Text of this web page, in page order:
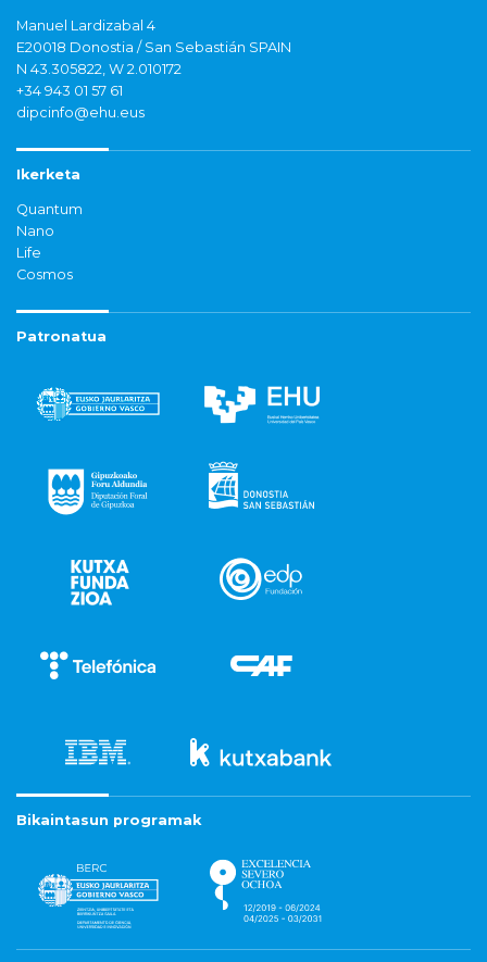
Manuel Lardizabal 4
E20018 Donostia / San Sebastián SPAIN
N 43.305822, W 2.010172
+34 943 01 57 61
dipcinfo@ehu.eus
Ikerketa
Quantum
Nano
Life
Cosmos
Patronatua
Bikaintasun programak